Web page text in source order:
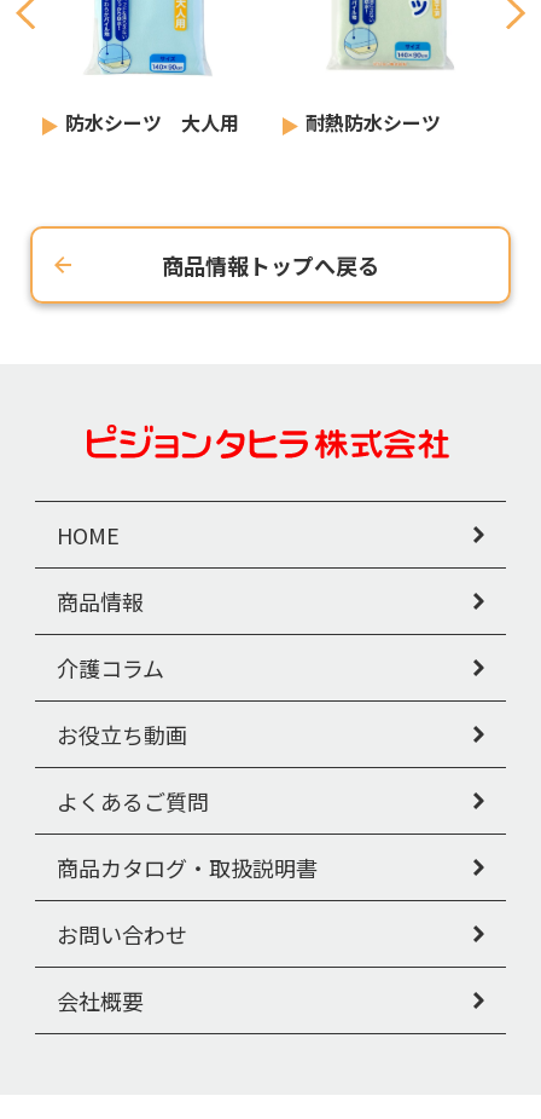
防水シーツ 大人用 耐熱防水シーツ
商品情報トップへ戻る
HOME
商品情報
介護コラム
お役立ち動画
よくあるご質問
商品カタログ・取扱説明書
お問い合わせ
会社概要